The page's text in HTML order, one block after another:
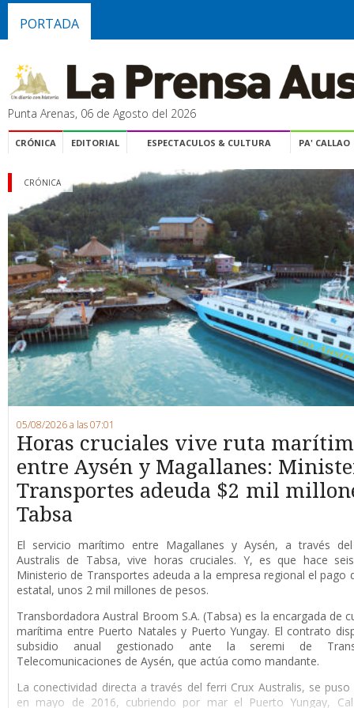
PORTADA
Punta Arenas, 06 de Agosto del 2026
CRÓNICA EDITORIAL ESPECTACULOS & CULTURA PA' CALLAO
CRÓNICA
05/08/2026 a las 07:01
Horas cruciales vive ruta
entre Aysén y Magallanes:
Transportes adeuda $2 mil
Tabsa
El servicio marítimo entre Magallanes y Aysén, a través
Australis de Tabsa, vive horas cruciales. Y, es que hace
Ministerio de Transportes adeuda a la empresa regional el pago
estatal, unos 2 mil millones de pesos.
Transbordadora Austral Broom S.A. (Tabsa) es la encargada de
marítima entre Puerto Natales y Puerto Yungay. El contrato
subsidio anual gestionado ante la seremi de
Telecomunicaciones de Aysén, que actúa como mandante.
La conectividad directa a través del ferri Crux Australis, se
en mayo de 2016, cubriendo por mar el Puerto Yungay,